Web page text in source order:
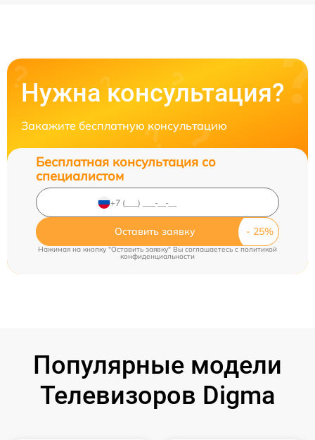
Нужна консультация?
Закажите бесплатную консультацию
Бесплатная консультация со
специалистом
Оставить заявку
Нажимая на кнопку "Оставить заявку" Вы соглашаетесь c политикой
конфиденциальности
Популярные модели
Телевизоров Digma